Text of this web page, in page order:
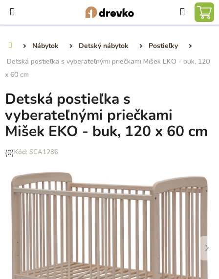
obsah
Hľadať
Nábytok Detský nábytok
Postieľky
Detská postieľka s vyberateľnými priečkami Mišek EKO - buk, 120
x 60 cm
Detská postieľka s
vyberateľnými priečkami
Mišek EKO - buk, 120 x 60 cm
Priemerné
produktu
0,0
(0) SCA1286